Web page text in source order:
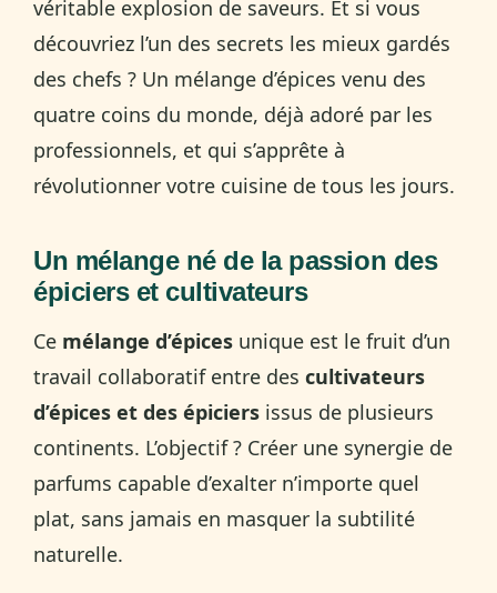
véritable explosion de saveurs. Et si vous
découvriez l’un des secrets les mieux gardés
des chefs ? Un mélange d’épices venu des
quatre coins du monde, déjà adoré par les
professionnels, et qui s’apprête à
révolutionner votre cuisine de tous les jours.
Un mélange né de la passion des
épiciers et cultivateurs
Ce mélange d’épices unique est le fruit d’un
travail collaboratif entre des cultivateurs
d’épices et des épiciers issus de plusieurs
continents. L’objectif ? Créer une synergie de
parfums capable d’exalter n’importe quel
plat, sans jamais en masquer la subtilité
naturelle.